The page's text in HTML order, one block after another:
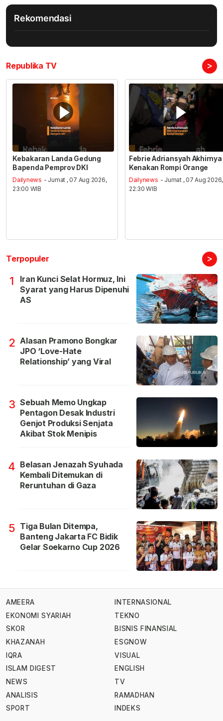
Rekomendasi
Republika TV >
Kebakaran Landa Gedung
Bapenda Pemprov DKI
Dailynews - Jumat , 07 Aug 2026,
23:00 WIB
Febrie Adriansyah Akhirnya
Kenakan Rompi Orange
Dailynews - Jumat , 07 Aug 2026,
22:30 WIB
Terpopuler >
1
Iran Kunci Selat Hormuz, Ini
Syarat yang Harus Dipenuhi
AS
2 Alasan Pramono Bongkar
JPO ‘Love-Hate
Relationship’ yang Viral
3 Sebuah Memo Ungkap
Pentagon Desak Industri
Genjot Produksi Senjata
Akibat Stok Menipis
4 Belasan Jenazah Syuhada
Kembali Ditemukan di
Reruntuhan di Gaza
5 Tiga Bulan Ditempa,
Banteng Jakarta FC Bidik
Gelar Soekarno Cup 2026
AMEERA
EKONOMI SYARIAH
SKOR
KHAZANAH
IQRA
ISLAM DIGEST
NEWS
ANALISIS
SPORT
INTERNASIONAL
TEKNO
BISNIS FINANSIAL
ESGNOW
VISUAL
ENGLISH
TV
RAMADHAN
INDEKS